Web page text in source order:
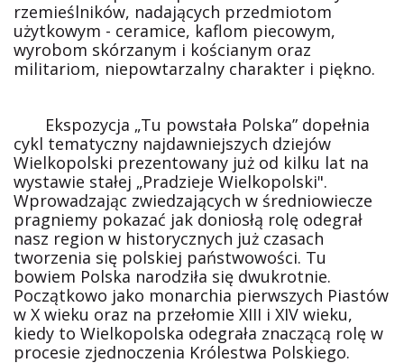
rzemieślników, nadających przedmiotom
użytkowym - ceramice, kaflom piecowym,
wyrobom skórzanym i kościanym oraz
militariom, niepowtarzalny charakter i piękno.
Ekspozycja „Tu powstała Polska” dopełnia
cykl tematyczny najdawniejszych dziejów
Wielkopolski prezentowany już od kilku lat na
wystawie stałej „Pradzieje Wielkopolski".
Wprowadzając zwiedzających w średniowiecze
pragniemy pokazać jak doniosłą rolę odegrał
nasz region w historycznych już czasach
tworzenia się polskiej państwowości. Tu
bowiem Polska narodziła się dwukrotnie.
Początkowo jako monarchia pierwszych Piastów
w X wieku oraz na przełomie XIII i XIV wieku,
kiedy to Wielkopolska odegrała znaczącą rolę w
procesie zjednoczenia Królestwa Polskiego.